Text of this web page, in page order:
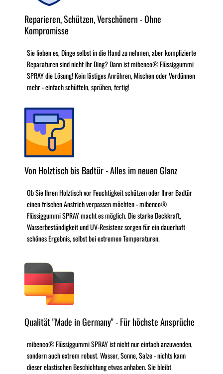
Reparieren, Schützen, Verschönern - Ohne
Kompromisse
Sie lieben es, Dinge selbst in die Hand zu nehmen, aber komplizierte
Reparaturen sind nicht Ihr Ding? Dann ist mibenco® Flüssiggummi
SPRAY die Lösung! Kein lästiges Anrühren, Mischen oder Verdünnen
mehr - einfach schütteln, sprühen, fertig!
Von Holztisch bis Badtür - Alles im neuen Glanz
Ob Sie Ihren Holztisch vor Feuchtigkeit schützen oder Ihrer Badtür
einen frischen Anstrich verpassen möchten - mibenco®
Flüssiggummi SPRAY macht es möglich. Die starke Deckkraft,
Wasserbeständigkeit und UV-Resistenz sorgen für ein dauerhaft
schönes Ergebnis, selbst bei extremen Temperaturen.
Qualität "Made in Germany" - Für höchste Ansprüche
mibenco® Flüssiggummi SPRAY ist nicht nur einfach anzuwenden,
sondern auch extrem robust. Wasser, Sonne, Salze - nichts kann
dieser elastischen Beschichtung etwas anhaben. Sie bleibt